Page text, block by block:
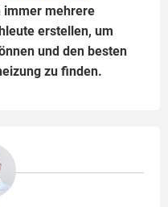
immer mehrere
erstellen, um
und den besten
zu finden.